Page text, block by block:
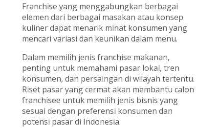
Franchise yang menggabungkan berbagai
elemen dari berbagai masakan atau konsep
kuliner dapat menarik minat konsumen yang
mencari variasi dan keunikan dalam menu.
Dalam memilih jenis franchise makanan,
penting untuk memahami pasar lokal, tren
konsumen, dan persaingan di wilayah tertentu.
Riset pasar yang cermat akan membantu calon
franchisee untuk memilih jenis bisnis yang
sesuai dengan preferensi konsumen dan
potensi pasar di Indonesia.